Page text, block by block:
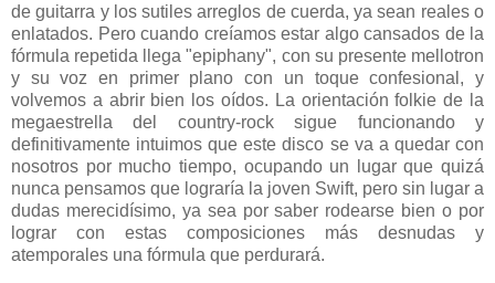
de guitarra y los sutiles arreglos de cuerda, ya sean reales o
enlatados. Pero cuando creíamos estar algo cansados de la
fórmula repetida llega "epiphany", con su presente mellotron
y su voz en primer plano con un toque confesional, y
volvemos a abrir bien los oídos. La orientación folkie de la
megaestrella del country-rock sigue funcionando y
definitivamente intuimos que este disco se va a quedar con
nosotros por mucho tiempo, ocupando un lugar que quizá
nunca pensamos que lograría la joven Swift, pero sin lugar a
dudas merecidísimo, ya sea por saber rodearse bien o por
lograr con estas composiciones más desnudas y
atemporales una fórmula que perdurará.